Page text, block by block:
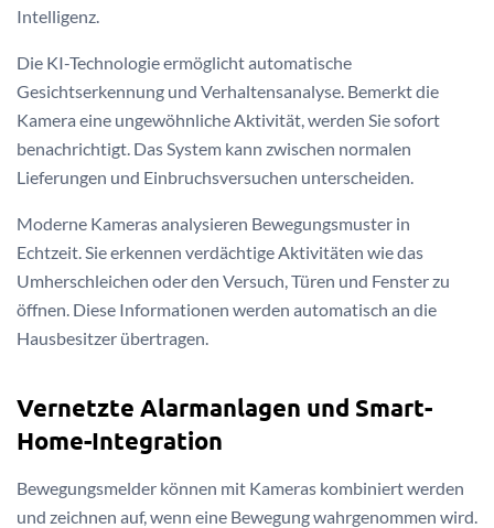
Intelligenz.
Die KI-Technologie ermöglicht automatische
Gesichtserkennung und Verhaltensanalyse. Bemerkt die
Kamera eine ungewöhnliche Aktivität, werden Sie sofort
benachrichtigt. Das System kann zwischen normalen
Lieferungen und Einbruchsversuchen unterscheiden.
Moderne Kameras analysieren Bewegungsmuster in
Echtzeit. Sie erkennen verdächtige Aktivitäten wie das
Umherschleichen oder den Versuch, Türen und Fenster zu
öffnen. Diese Informationen werden automatisch an die
Hausbesitzer übertragen.
Vernetzte Alarmanlagen und Smart-
Home-Integration
Bewegungsmelder können mit Kameras kombiniert werden
und zeichnen auf, wenn eine Bewegung wahrgenommen wird.